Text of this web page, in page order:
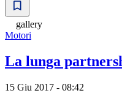
gallery
Motori
La lunga
15 Giu 2017 - 08:42